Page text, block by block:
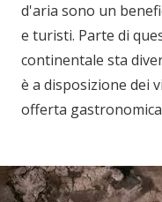
d'aria sono un
e turisti. Parte di
continentale sta
è a disposizione dei
offerta